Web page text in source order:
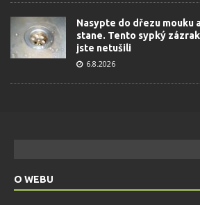
Nasypte do dřezu mouku
stane. Tento sypký
jste netušili
6.8.2026
O WEBU